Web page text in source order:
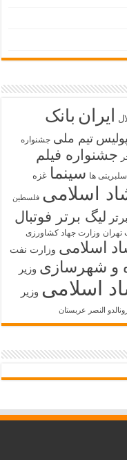
ایران بانک
تیم ملی جشنواره
جشنواره فیلم
سلبریتی ها سینما غزه
اسلامی فلسطین
لیگ برتر فوتبال
تهران وزارت جهاد کشاورزی
اسلامی وزارت نفت
و شهرسازی وزیر
اسلامی وزیر
النصر عربستان